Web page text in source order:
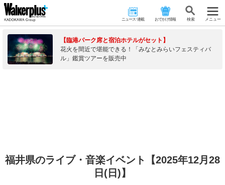
ニュース･連載 おでかけ情報 検 索 メニュー
【臨港パーク席と宿泊ホテルがセット】
花火を間近で堪能できる！「みなとみらいフェスティバ
ル」鑑賞ツアーを販売中
福井県のライブ・音楽イベント【2025年12月28
日(日)】